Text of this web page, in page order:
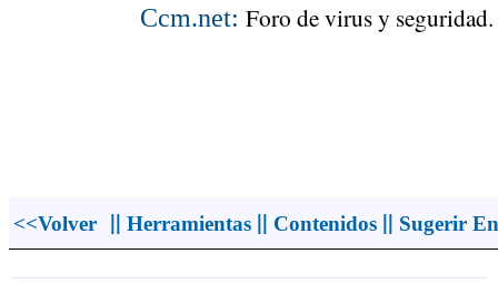
Ccm.net: Foro de virus y seguridad.
<<Volver || Herramientas || Contenidos || Sugerir